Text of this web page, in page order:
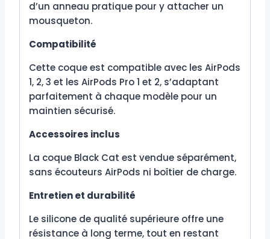
d’un anneau pratique pour y attacher un
mousqueton.
Compatibilité
Cette coque est compatible avec les AirPods
1, 2, 3 et les AirPods Pro 1 et 2, s’adaptant
parfaitement à chaque modèle pour un
maintien sécurisé.
Accessoires inclus
La coque Black Cat est vendue séparément,
sans écouteurs AirPods ni boîtier de charge.
Entretien et durabilité
Le silicone de qualité supérieure offre une
résistance à long terme, tout en restant